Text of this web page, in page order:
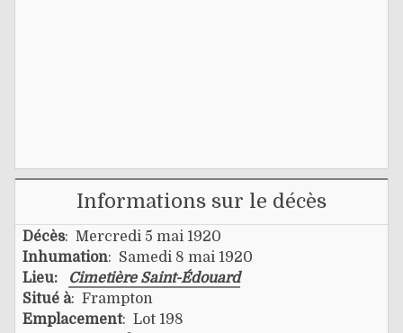
Informations sur le décès
Décès: Mercredi 5 mai 1920
Inhumation: Samedi 8 mai 1920
Lieu:
Cimetière Saint-Édouard
Situé à: Frampton
Emplacement: Lot 198